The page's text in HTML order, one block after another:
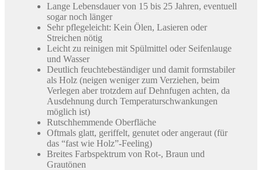
Lange Lebensdauer von 15 bis 25 Jahren, eventuell
sogar noch länger
Sehr pflegeleicht: Kein Ölen, Lasieren oder
Streichen nötig
Leicht zu reinigen mit Spülmittel oder Seifenlauge
und Wasser
Deutlich feuchtebeständiger und damit formstabiler
als Holz (neigen weniger zum Verziehen, beim
Verlegen aber trotzdem auf Dehnfugen achten, da
Ausdehnung durch Temperaturschwankungen
möglich ist)
Rutschhemmende Oberfläche
Oftmals glatt, geriffelt, genutet oder angeraut (für
das “fast wie Holz”-Feeling)
Breites Farbspektrum von Rot-, Braun und
Grautönen